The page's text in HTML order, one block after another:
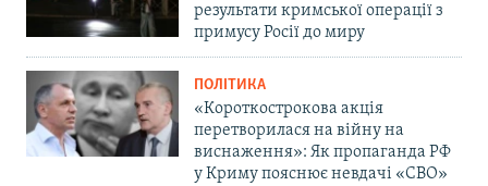
результати кримської операції з
примусу Росії до миру
ПОЛІТИКА
«Короткострокова акція
перетворилася на війну на
виснаження»: Як пропаганда РФ
у Криму пояснює невдачі «СВО»